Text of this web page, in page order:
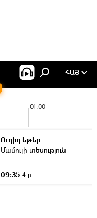
ՀԱՅ
01:00
Ուղիղ եթեր
Մամուլի տեսություն
09:35 4 ր